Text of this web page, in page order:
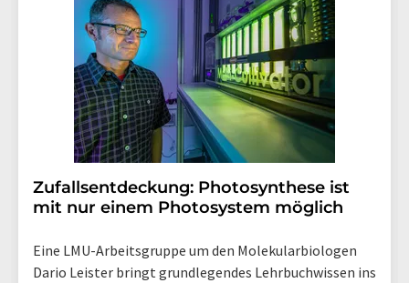
Zufallsentdeckung: Photosynthese ist
mit nur einem Photosystem möglich
Eine LMU-Arbeitsgruppe um den Molekularbiologen
Dario Leister bringt grundlegendes Lehrbuchwissen ins